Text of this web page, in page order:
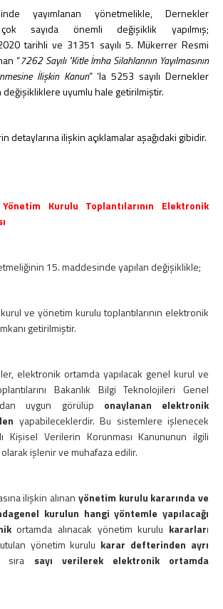
Cezaları
ve Ödeme Süreleri
yayımlanan yönetmelikle, Dernekler
çok sayıda önemli değişiklik yapılmış;
tarihli ve 31351 sayılı 5. Mükerrer Resmi
“7262 Sayılı "Kitle İmha Silahlarının Yayılmasının
İlişkin Kanun” ‘la 5253 sayılı Dernekler
değişikliklere uyumlu hale getirilmiştir.
detaylarına ilişkin açıklamalar aşağıdaki gibidir.
Kurulu Toplantılarının Elektronik
15. maddesinde yapılan değişiklikle;
ve yönetim kurulu toplantılarının elektronik
getirilmiştir.
elektronik ortamda yapılacak genel kurul ve
Bakanlık Bilgi Teknolojileri Genel
uygun görülüp onaylanan elektronik
yapabileceklerdir. Bu sistemlere işlenecek
Kişisel Verilerin Korunması Kanununun ilgili
işlenir ve muhafaza edilir.
ilişkin alınan yönetim kurulu kararında ve
kurulun hangi yöntemle yapılacağı
ortamda alınacak yönetim kurulu kararları
yönetim kurulu karar defterinden ayrı
sıra sayı verilerek elektronik
ortamda